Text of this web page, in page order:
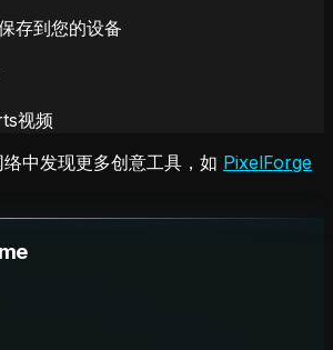
存到您的设备
视频
中发现更多创意工具，如 PixelForge